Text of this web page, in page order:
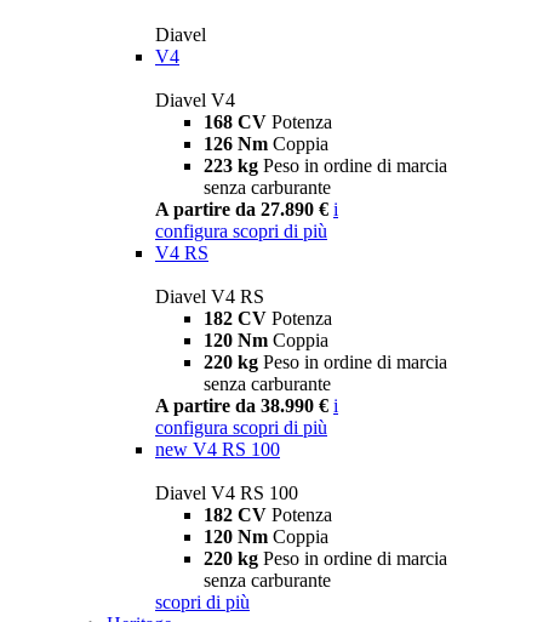
Diavel
V4
Diavel V4
168 CV Potenza
126 Nm Coppia
223 kg Peso in ordine di marcia
senza carburante
A partire da 27.890 € i
configura scopri di più
V4 RS
Diavel V4 RS
182 CV Potenza
120 Nm Coppia
220 kg Peso in ordine di marcia
senza carburante
A partire da 38.990 € i
configura scopri di più
new V4 RS 100
Diavel V4 RS 100
182 CV Potenza
120 Nm Coppia
220 kg Peso in ordine di marcia
senza carburante
scopri di più